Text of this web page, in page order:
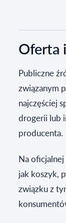
Oferta
Publiczne
związanym
najczęściej
drogerii lub
producenta.
Na
jak koszyk,
związku z